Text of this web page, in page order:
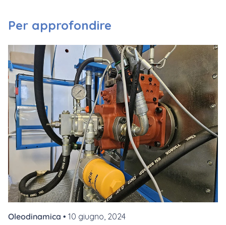
Per approfondire
Oleodinamica • 10 giugno, 2024